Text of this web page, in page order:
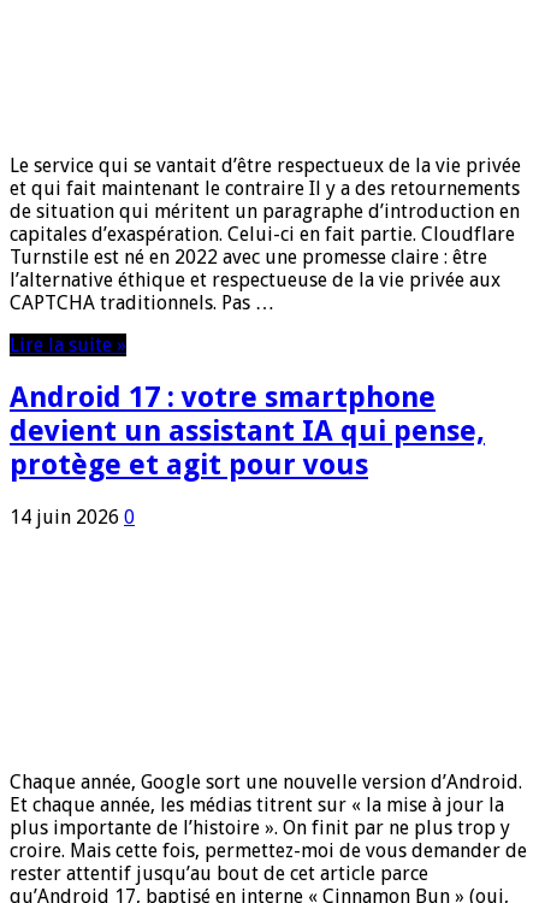
Le service qui se vantait d’être respectueux de la vie privée
et qui fait maintenant le contraire Il y a des retournements
de situation qui méritent un paragraphe d’introduction en
capitales d’exaspération. Celui-ci en fait partie. Cloudflare
Turnstile est né en 2022 avec une promesse claire : être
l’alternative éthique et respectueuse de la vie privée aux
CAPTCHA traditionnels. Pas …
Lire la suite »
Android 17 : votre smartphone
devient un assistant IA qui pense,
protège et agit pour vous
14 juin 2026 0
Chaque année, Google sort une nouvelle version d’Android.
Et chaque année, les médias titrent sur « la mise à jour la
plus importante de l’histoire ». On finit par ne plus trop y
croire. Mais cette fois, permettez-moi de vous demander de
rester attentif jusqu’au bout de cet article parce
qu’Android 17, baptisé en interne « Cinnamon Bun » (oui,